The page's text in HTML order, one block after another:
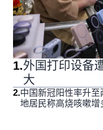
1.外国打印设备
大
2.中国新冠阳性率升
地居民称高烧咳嗽增